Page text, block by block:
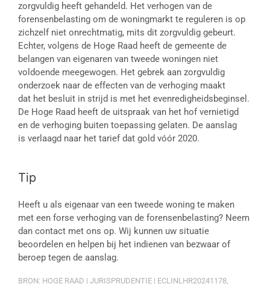
zorgvuldig heeft gehandeld. Het verhogen van de
forensenbelasting om de woningmarkt te reguleren is op
zichzelf niet onrechtmatig, mits dit zorgvuldig gebeurt.
Echter, volgens de Hoge Raad heeft de gemeente de
belangen van eigenaren van tweede woningen niet
voldoende meegewogen. Het gebrek aan zorgvuldig
onderzoek naar de effecten van de verhoging maakt
dat het besluit in strijd is met het evenredigheidsbeginsel.
De Hoge Raad heeft de uitspraak van het hof vernietigd
en de verhoging buiten toepassing gelaten. De aanslag
is verlaagd naar het tarief dat gold vóór 2020.
Tip
Heeft u als eigenaar van een tweede woning te maken
met een forse verhoging van de forensenbelasting? Neem
dan contact met ons op. Wij kunnen uw situatie
beoordelen en helpen bij het indienen van bezwaar of
beroep tegen de aanslag.
BRON: HOGE RAAD | JURISPRUDENTIE | ECLINLHR20241178,